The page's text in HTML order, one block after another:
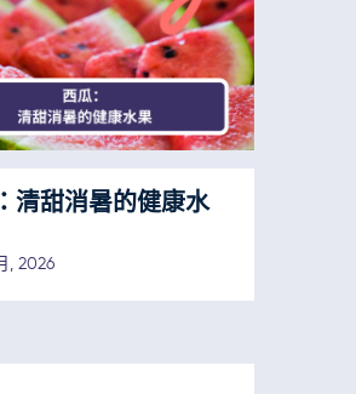
清甜消暑的健康水
, 2026